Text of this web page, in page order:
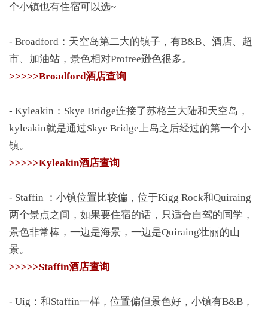
个小镇也有住宿可以选~
- Broadford：天空岛第二大的镇子，有B&B、酒店、超
市、加油站，景色相对Protree逊色很多。
>>>>>Broadford酒店查询
- Kyleakin：Skye Bridge连接了苏格兰大陆和天空岛，
kyleakin就是通过Skye Bridge上岛之后经过的第一个小
镇。
>>>>>Kyleakin酒店查询
- Staffin ：小镇位置比较偏，位于Kigg Rock和Quiraing
两个景点之间，如果要住宿的话，只适合自驾的同学，
景色非常棒，一边是海景，一边是Quiraing壮丽的山
景。
>>>>>Staffin酒店查询
- Uig：和Staffin一样，位置偏但景色好，小镇有B&B，